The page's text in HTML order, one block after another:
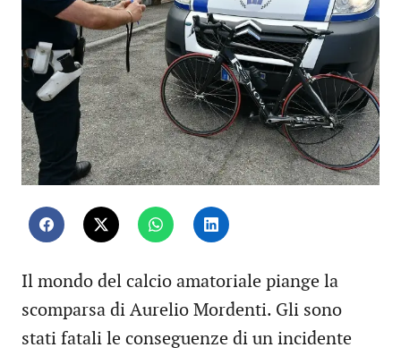
Il mondo del calcio amatoriale piange la
scomparsa di Aurelio Mordenti. Gli sono
stati fatali le conseguenze di un incidente